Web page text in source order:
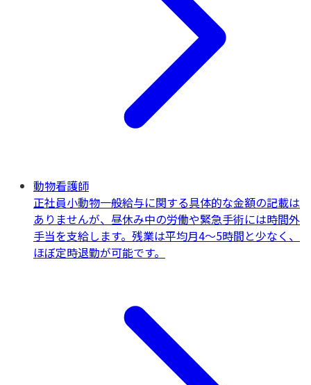
動物看護師
正社員小動物一般給与に関する具体的な金額の記載は
ありませんが、昼休み中の労働や緊急手術には時間外
手当を支給します。残業は平均月4～5時間と少なく、
ほぼ定時退勤が可能です。